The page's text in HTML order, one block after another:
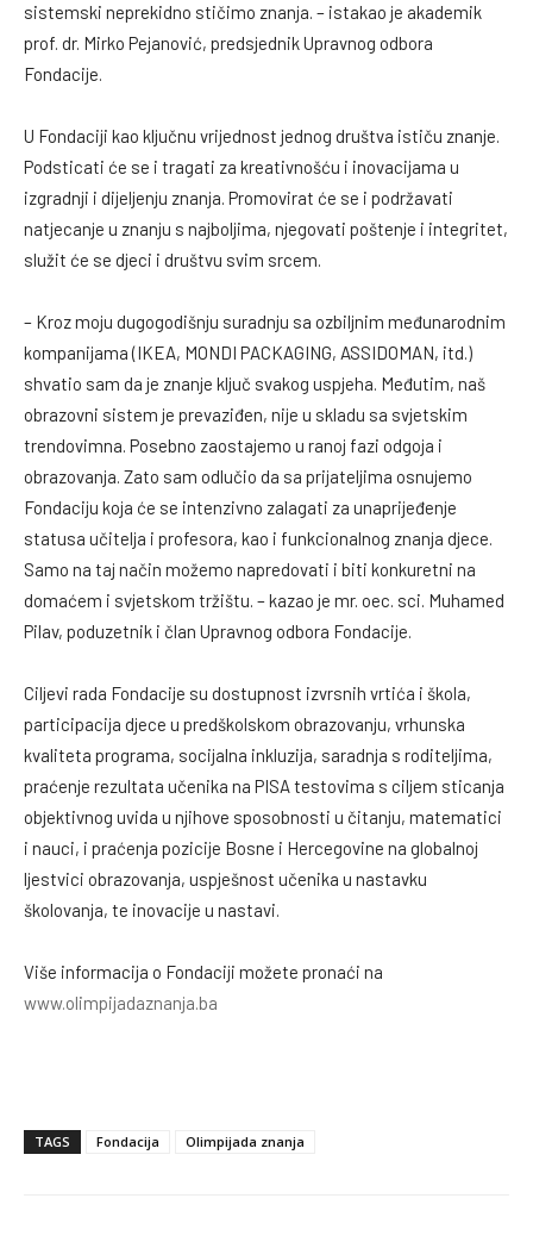
sistemski neprekidno stičimo znanja. – istakao je akademik
prof. dr. Mirko Pejanović, predsjednik Upravnog odbora
Fondacije.
U Fondaciji kao ključnu vrijednost jednog društva ističu znanje.
Podsticati će se i tragati za kreativnošću i inovacijama u
izgradnji i dijeljenju znanja. Promovirat će se i podržavati
natjecanje u znanju s najboljima, njegovati poštenje i integritet,
služit će se djeci i društvu svim srcem.
– Kroz moju dugogodišnju suradnju sa ozbiljnim međunarodnim
kompanijama (IKEA, MONDI PACKAGING, ASSIDOMAN, itd.)
shvatio sam da je znanje ključ svakog uspjeha. Međutim, naš
obrazovni sistem je prevaziđen, nije u skladu sa svjetskim
trendovimna. Posebno zaostajemo u ranoj fazi odgoja i
obrazovanja. Zato sam odlučio da sa prijateljima osnujemo
Fondaciju koja će se intenzivno zalagati za unaprijeđenje
statusa učitelja i profesora, kao i funkcionalnog znanja djece.
Samo na taj način možemo napredovati i biti konkuretni na
domaćem i svjetskom tržištu. – kazao je mr. oec. sci. Muhamed
Pilav, poduzetnik i član Upravnog odbora Fondacije.
Ciljevi rada Fondacije su dostupnost izvrsnih vrtića i škola,
participacija djece u predškolskom obrazovanju, vrhunska
kvaliteta programa, socijalna inkluzija, saradnja s roditeljima,
praćenje rezultata učenika na PISA testovima s ciljem sticanja
objektivnog uvida u njihove sposobnosti u čitanju, matematici
i nauci, i praćenja pozicije Bosne i Hercegovine na globalnoj
ljestvici obrazovanja, uspješnost učenika u nastavku
školovanja, te inovacije u nastavi.
Više informacija o Fondaciji možete pronaći na
www.olimpijadaznanja.ba
TAGS Fondacija Olimpijada znanja